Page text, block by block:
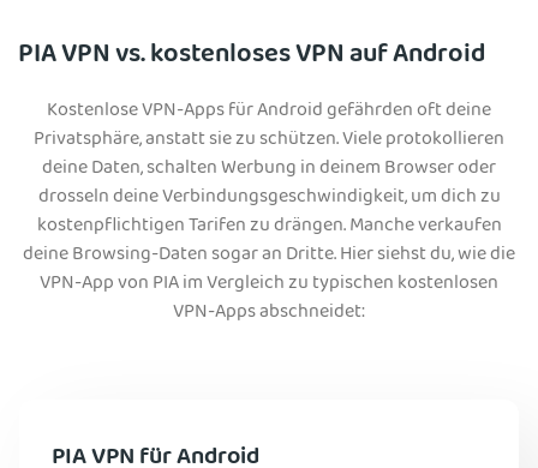
PIA VPN vs. kostenloses VPN auf Android
Kostenlose VPN-Apps für Android gefährden oft deine
Privatsphäre, anstatt sie zu schützen. Viele protokollieren
deine Daten, schalten Werbung in deinem Browser oder
drosseln deine Verbindungsgeschwindigkeit, um dich zu
kostenpflichtigen Tarifen zu drängen. Manche verkaufen
deine Browsing-Daten sogar an Dritte. Hier siehst du, wie die
VPN-App von PIA im Vergleich zu typischen kostenlosen
VPN-Apps abschneidet:
PIA VPN für Android